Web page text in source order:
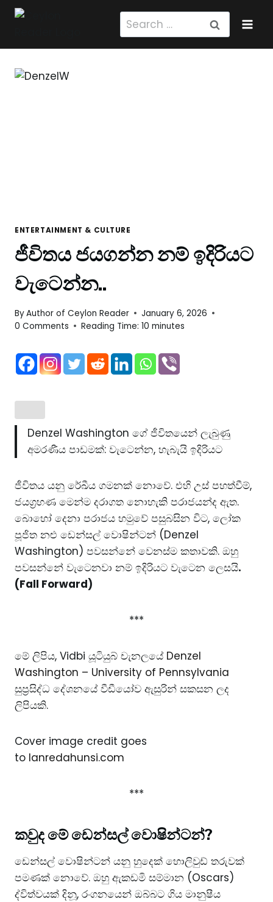
Skip
Search
for:
ENTERTAINMENT & CULTURE
ජීවිතය ජයගන්න නම් ඉදිරියට
වැටෙන්න..
ByAuthor of Ceylon Reader
January 6, 2026
0 Comments
Reading Time: 10 minutes
Denzel Washington ගේ ජීවිතයෙන් ලැබුණු
අමරණීය පාඩමක්: වැටෙන්න, හැබැයි ඉදිරියට
ජීවිතය යනු රේඛීය ගමනක් නොවේ. එහි උස් පහත්වීම්,
ජයග්‍රහණ මෙන්ම දරාගත නොහැකි පරාජයන්ද ඇත.
බොහෝ දෙනා පරාජය හමුවේ පසුබසින විට, ලෝක
පූජිත නළු ඩෙන්සල් වොෂින්ටන් (Denzel
Washington) පවසන්නේ වෙනස්ම කතාවකි. ඔහු
පවසන්නේ වැටෙනවා නම් ඉදිරියට වැටෙන ලෙසයි.
(Fall Forward)
***
මේ ලිපිය, Vidbi යූටියුබ් චැනලයේ Denzel
Washington – University of Pennsylvania
සුප්‍රසිද්ධ දේශනයේ වීඩීයෝව ඇසුරින් සකසන ලද
ලිපියකි.
Cover image credit goes
to lanredahunsi.com
***
කවුද මේ ඩෙන්සල් වොෂින්ටන්?
ඩෙන්සල් වොෂින්ටන් යනු හුදෙක් හොලිවුඩ් තරුවක්
පමණක් නොවේ. ඔහු ඇකඩමි සම්මාන (Oscars)
ද්විත්වයක් දිනූ, රංගනයෙන් ඔබ්බට ගිය මානුෂීය